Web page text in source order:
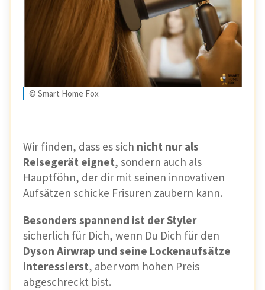
© Smart Home Fox
Wir finden, dass es sich nicht nur als
Reisegerät eignet, sondern auch als
Hauptföhn, der dir mit seinen innovativen
Aufsätzen schicke Frisuren zaubern kann.
Besonders spannend ist der Styler
sicherlich für Dich, wenn Du Dich für den
Dyson Airwrap und seine Lockenaufsätze
interessierst, aber vom hohen Preis
abgeschreckt bist.